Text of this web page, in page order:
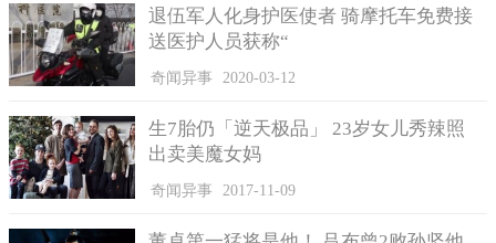
联系运营商挂失手机卡，如果发现有关于第三方的金钱被盗，要
第一时间联系相关的机构冻结，还要报警。
退伍军人化身护医使者 骑摩托车免费接
送医护人员获称“
奇闻异事 2020-03-12
生7胎仍「逆天极品」 23岁女儿秀辣照
出卖美魔女妈
奇闻异事 2017-11-09